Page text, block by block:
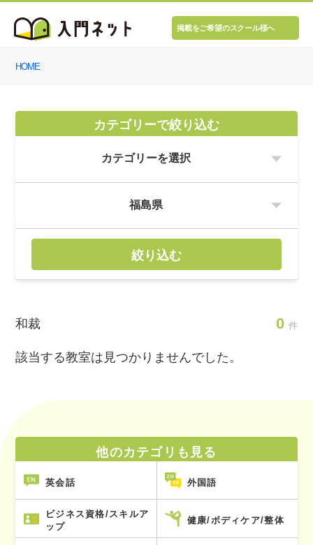
掲載をご希望のスクール様へ
HOME
カテゴリーで絞り込む
絞り込む
和裁 0 件
該当する教室は見つかりませんでした。
他のカテゴリも見る
英会話 外国語
ビジネス資格/スキルア
ップ
健康/ボディケア/整体